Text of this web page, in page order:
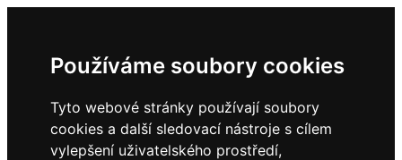
Používáme soubory cookies
Tyto webové stránky používají soubory
cookies a další sledovací nástroje s cílem
vylepšení uživatelského prostředí,